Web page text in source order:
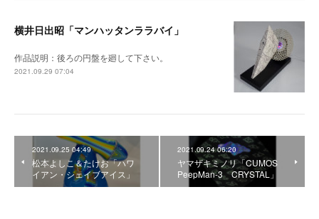
横井日出昭「マンハッタンララバイ」
作品説明：後ろの円盤を廻して下さい。
2021.09.29 07:04
2021.09.25 04:49
松本よしこ＆たけお「ハワ
イアン・シェイブアイス」
2021.09.24 06:20
ヤマザキミノリ「CUMOS
PeepMan-3 CRYSTAL」